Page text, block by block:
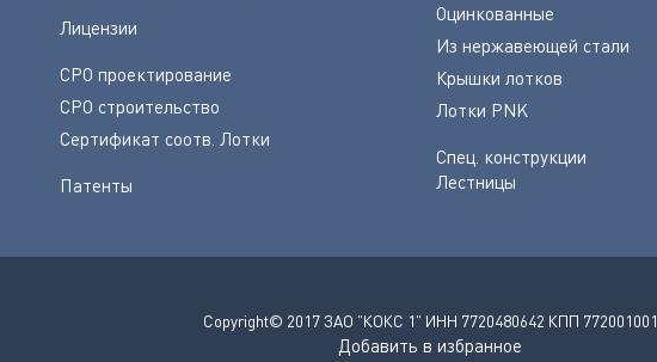
Лицензии
СРО проектирование
СРО строительство
Сертификат соотв. Лотки
Патенты
Оцинкованные
Из нержавеющей стали
Крышки лотков
Лотки PNK
Спец. конструкции
Лестницы
Copyright© 2017 ЗАО "КОКС 1" ИНН 7720480642 КПП 772001001
Добавить в избранное